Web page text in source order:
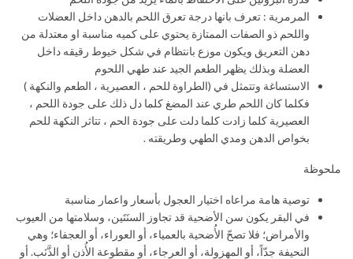
المرمرية : تعرف بانها درجة تعرق اللحم بالدهن داخل العضلات
واللحم ذو الصفات الممتازة يحتوي على كميه مناسبة او معتدلة من
دهن التعريق ويكون موزع بانتظام في شكل خيوط رقيقه داخل
العضلة وبذلك يظهر الطعم الجيد عند طهي اللحوم
الاستساغة وتتمثل في (الطراوة للحم ، العصيرية ، الطعم والنكهة )
فكلما كان اللحم طري عند المضغ كلما دل ذلك على جودة اللحم ،
العصيرية كلما زادت كلما دلت على جودة الحم ، تتاثر النكهة للحم
بخواص الدهن ومدي الطهي وطريقته .
ملحوظة
توصية هامة مراعاه اختيار العجول بأسعار واعمار مناسبة
في البقر يكون سن الأضحية قد تجاوز السنَتَين، وسلامتها من العيوب
والأمراض؛ فلا تصحّ الأُضحية بالعمياء، أو العوراء، أو العجفاء؛ وهي
النحيفة جدّاً، أو المهزولة، أو العرجاء، أو مقطوعة الأُذن أو الذَّنَب. أو